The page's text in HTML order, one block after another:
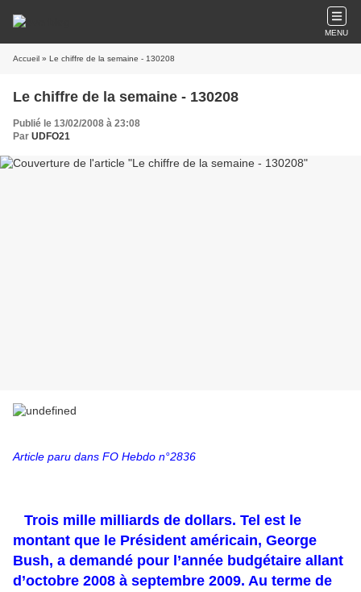
MENU
Accueil » Le chiffre de la semaine - 130208
Le chiffre de la semaine - 130208
Publié le 13/02/2008 à 23:08
Par UDFO21
Article paru dans FO Hebdo n°2836
Trois mille milliards de dollars. Tel est le
montant que le Président américain, George
Bush, a demandé pour l’année budgétaire allant
d’octobre 2008 à septembre 2009. Au terme de